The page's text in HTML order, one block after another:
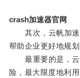
crash加速器官网
其次，云帆加速
帮助企业更好地规划
最重要的是，云
险，最大限度地利用